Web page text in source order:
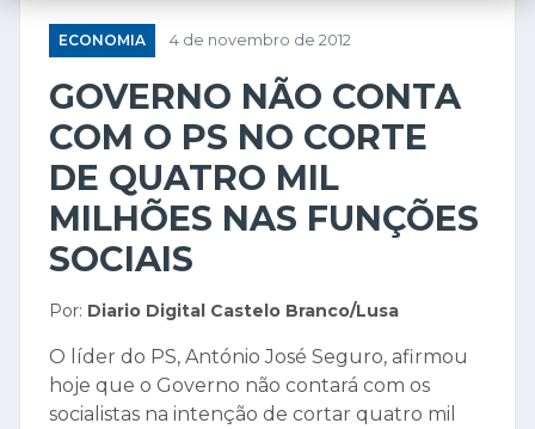
ECONOMIA 4 de novembro de 2012
GOVERNO NÃO CONTA
COM O PS NO CORTE
DE QUATRO MIL
MILHÕES NAS FUNÇÕES
SOCIAIS
Por: Diario Digital Castelo Branco/Lusa
O líder do PS, António José Seguro, afirmou
hoje que o Governo não contará com os
socialistas na intenção de cortar quatro mil